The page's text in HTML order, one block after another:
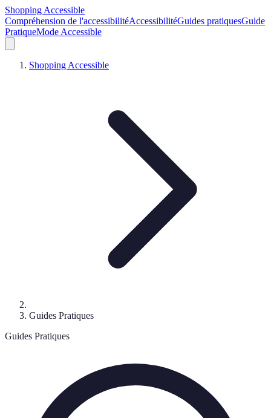
Shopping Accessible
Compréhension de l'accessibilitéAccessibilitéGuides pratiquesGuide
PratiqueMode Accessible
Shopping Accessible
Guides Pratiques
Guides Pratiques